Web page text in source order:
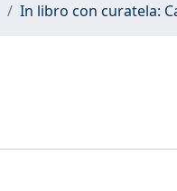
In libro con curatela: